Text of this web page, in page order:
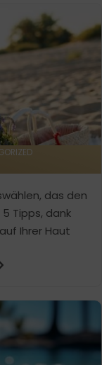
das den
Tipps, dank
Ihrer Haut